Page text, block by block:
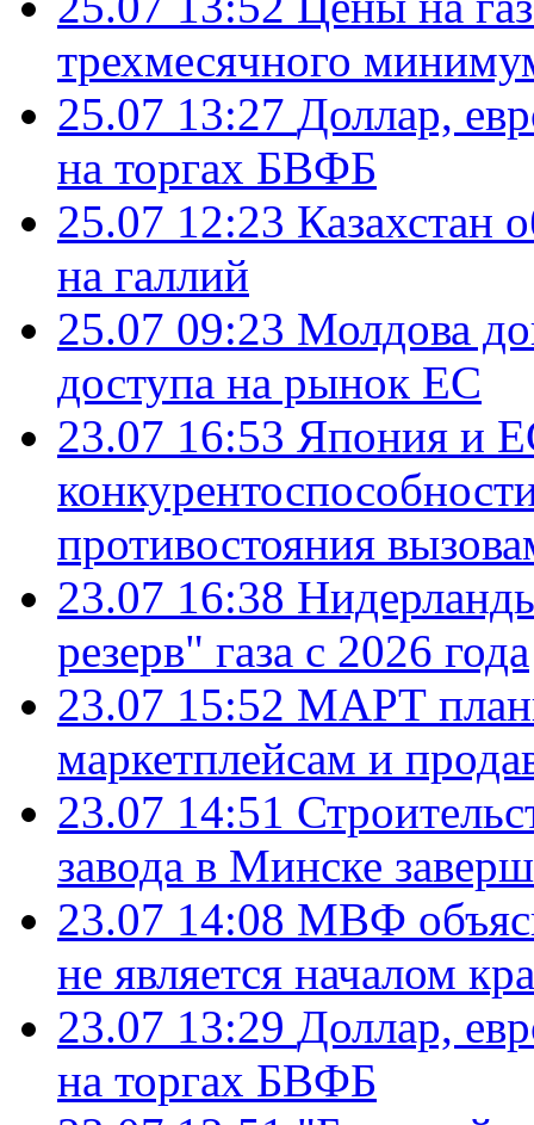
трехмесячного
25.07 13:27 Доллар,
на торгах БВФБ
25.07 12:23 Казахстан
на галлий
25.07 09:23 Молдова
доступа на рынок ЕС
23.07 16:53 Япония и
противостояния
23.07 16:38
резерв" газа с 2026 года
23.07 15:52 МАРТ
маркетплейсам и
23.07 14:51
завода в Минске
23.07 14:08 МВФ
не является началом
23.07 13:29 Доллар,
на торгах БВФБ